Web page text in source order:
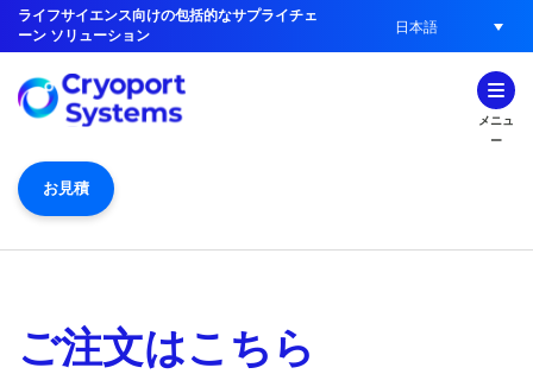
ライフサイエンス向けの包括的なサプライチェ
ーン ソリューション
日本語
メニュ
ー
お見積
ご注文はこちら